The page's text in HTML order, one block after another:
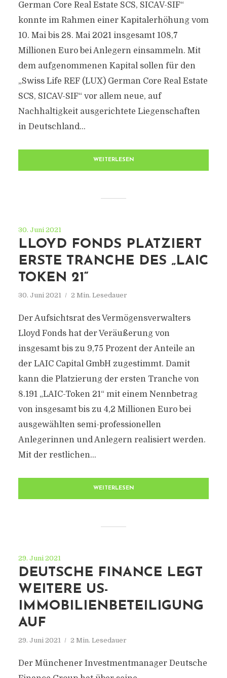
German Core Real Estate SCS, SICAV-SIF“
konnte im Rahmen einer Kapitalerhöhung vom
10. Mai bis 28. Mai 2021 insgesamt 108,7
Millionen Euro bei Anlegern einsammeln. Mit
dem aufgenommenen Kapital sollen für den
„Swiss Life REF (LUX) German Core Real Estate
SCS, SICAV-SIF“ vor allem neue, auf
Nachhaltigkeit ausgerichtete Liegenschaften
in Deutschland...
WEITERLESEN
30. Juni 2021
LLOYD FONDS PLATZIERT
ERSTE TRANCHE DES „LAIC
TOKEN 21“
30. Juni 2021 2 Min. Lesedauer
Der Aufsichtsrat des Vermögensverwalters
Lloyd Fonds hat der Veräußerung von
insgesamt bis zu 9,75 Prozent der Anteile an
der LAIC Capital GmbH zugestimmt. Damit
kann die Platzierung der ersten Tranche von
8.191 „LAIC-Token 21“ mit einem Nennbetrag
von insgesamt bis zu 4,2 Millionen Euro bei
ausgewählten semi-professionellen
Anlegerinnen und Anlegern realisiert werden.
Mit der restlichen...
WEITERLESEN
29. Juni 2021
DEUTSCHE FINANCE LEGT
WEITERE US-
IMMOBILIENBETEILIGUNG
AUF
29. Juni 2021 2 Min. Lesedauer
Der Münchener Investmentmanager Deutsche